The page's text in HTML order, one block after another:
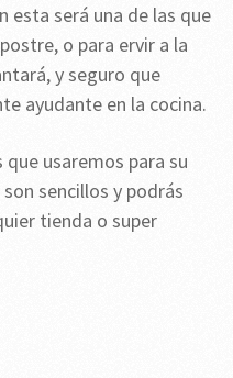
esta será una de las que
o para ervir a la
y seguro que
ayudante en la cocina.
usaremos para su
sencillos y podrás
tienda o super